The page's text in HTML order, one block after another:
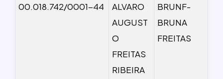
00.018.742/0001-44
ALVARO
AUGUST
O
FREITAS
RIBEIRA
BRUNF-
BRUNA
FREITAS